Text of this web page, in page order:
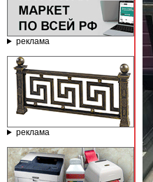
реклама
реклама